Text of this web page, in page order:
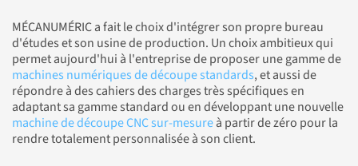
MÉCANUMÉRIC a fait le choix d'intégrer son propre bureau
d'études et son usine de production. Un choix ambitieux qui
permet aujourd'hui à l'entreprise de proposer une gamme de
machines numériques de découpe standards, et aussi de
répondre à des cahiers des charges très spécifiques en
adaptant sa gamme standard ou en développant une nouvelle
machine de découpe CNC sur-mesureà partir de zéro pour la
rendre totalement personnalisée à son client.